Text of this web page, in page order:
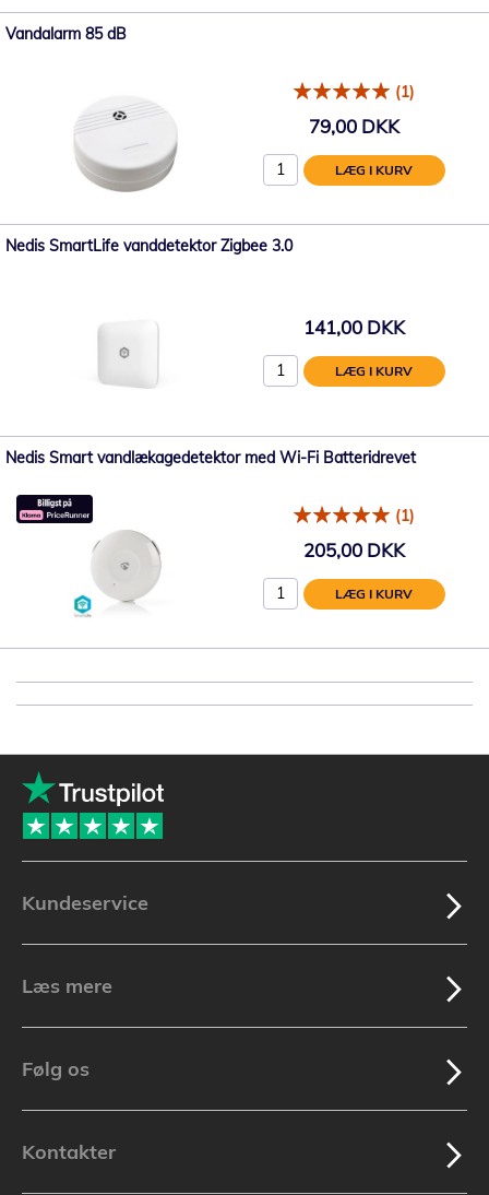
Vandalarm 85 dB
(1)
79,00 DKK
LÆG I KURV
Nedis SmartLife vanddetektor Zigbee 3.0
141,00 DKK
LÆG I KURV
Nedis Smart vandlækagedetektor med Wi-Fi Batteridrevet
(1)
205,00 DKK
LÆG I KURV
Kundeservice
Læs mere
Følg os
Kontakter